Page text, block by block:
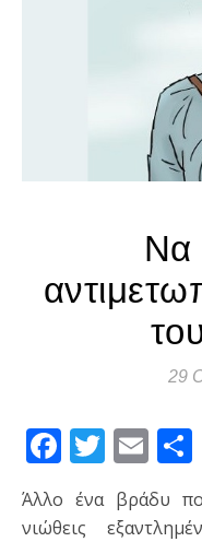
Να
29
Facebook
Twitter
Άλλο ένα βράδυ που γυρνάς στο σπίτι κουρέλι,
νιώθεις